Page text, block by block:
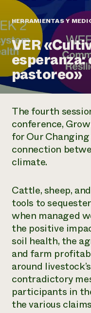
Informes anuales y
Historias de
Informe
impacto
LEER EL
Latinos en la
Sistemas
Agricultura urbana
Las mujeres en la
Evento anual de
Programa de
Servicios
Servicios
LIHEAP
Centro de
Blog
Podcasts
Publicaciones
Cursos cortos
Vídeos
Oportunidades de
Noticias
Contratar a un
Asociaciones
Donar
Donaciones
Boletín
Consultas de los
Todos
resiliencia
DONAR AHORA
HERRAMIENTAS Y
VER
esperanza:
pastoreo»
The fourth
conference,
for Our
connection
climate.
Cattle, sheep,
tools to
when managed
the positive
soil health, the
and farm
around
contradictory
participants in
the various